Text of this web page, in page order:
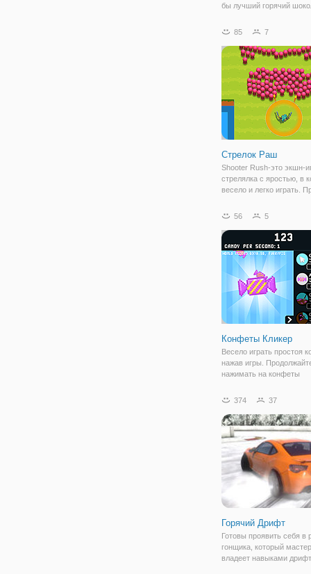
бы лучший горячий
серьезное и без вашей
"Шоколадный Художник"
предстоит помочь с
85 7
Стрелок Раш
Shooter Rush-это экшн-
стрелялка с яростью, в
весело и легко играть.
персонажем и
врагов. Соберите все
падающие с
56 5
Конфеты Кликер
Весело играть простоя
нажав игры.
нажимать на конфеты
купить обновление, как
умножить сумму на
Наслаждайтесь игрой,
374 37
Горячий Дрифт
Готовы проявить себя в
гонщика, который
владеет навыками